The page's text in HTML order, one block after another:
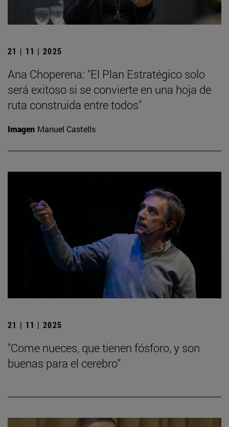
21 | 11 | 2025
Ana Choperena: "El Plan Estratégico solo
será exitoso si se convierte en una hoja de
ruta construida entre todos"
Imagen Manuel Castells
21 | 11 | 2025
"Come nueces, que tienen fósforo, y son
buenas para el cerebro"